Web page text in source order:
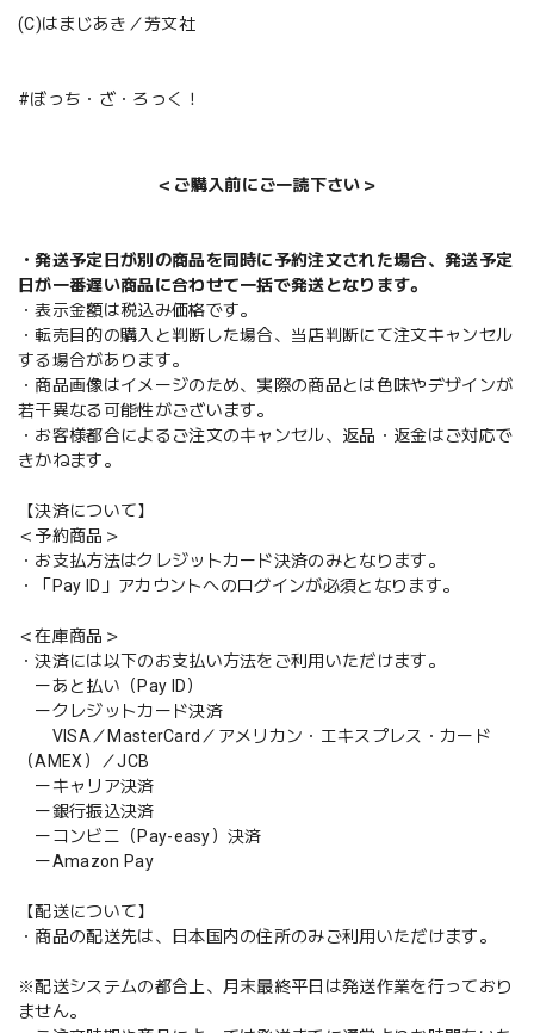
(C)はまじあき／芳文社
#ぼっち・ざ・ろっく！
＜ご購入前にご一読下さい＞
・発送予定日が別の商品を同時に予約注文された場合、発送予定
日が一番遅い商品に合わせて一括で発送となります。
・表示金額は税込み価格です。
・転売目的の購入と判断した場合、当店判断にて注文キャンセル
する場合があります。
・商品画像はイメージのため、実際の商品とは色味やデザインが
若干異なる可能性がございます。
・お客様都合によるご注文のキャンセル、返品・返金はご対応で
きかねます。
【決済について】
＜予約商品＞
・お支払方法はクレジットカード決済のみとなります。
・「Pay ID」アカウントへのログインが必須となります。
＜在庫商品＞
・決済には以下のお支払い方法をご利用いただけます。
ーあと払い（Pay ID）
ークレジットカード決済
VISA／MasterCard／アメリカン・エキスプレス・カード
（AMEX）／JCB
ーキャリア決済
ー銀行振込決済
ーコンビニ（Pay-easy）決済
ーAmazon Pay
【配送について】
・商品の配送先は、日本国内の住所のみご利用いただけます。
※配送システムの都合上、月末最終平日は発送作業を行っており
ません。